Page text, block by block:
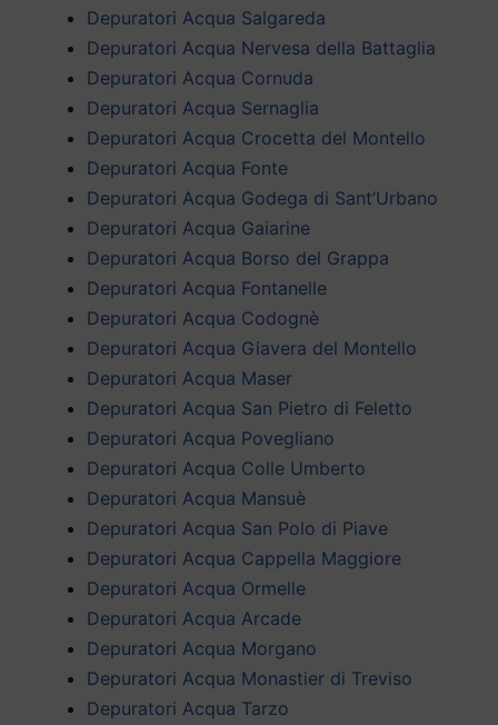
Depuratori Acqua Salgareda
Depuratori Acqua Nervesa della Battaglia
Depuratori Acqua Cornuda
Depuratori Acqua Sernaglia
Depuratori Acqua Crocetta del Montello
Depuratori Acqua Fonte
Depuratori Acqua Godega di Sant’Urbano
Depuratori Acqua Gaiarine
Depuratori Acqua Borso del Grappa
Depuratori Acqua Fontanelle
Depuratori Acqua Codognè
Depuratori Acqua Giavera del Montello
Depuratori Acqua Maser
Depuratori Acqua San Pietro di Feletto
Depuratori Acqua Povegliano
Depuratori Acqua Colle Umberto
Depuratori Acqua Mansuè
Depuratori Acqua San Polo di Piave
Depuratori Acqua Cappella Maggiore
Depuratori Acqua Ormelle
Depuratori Acqua Arcade
Depuratori Acqua Morgano
Depuratori Acqua Monastier di Treviso
Depuratori Acqua Tarzo